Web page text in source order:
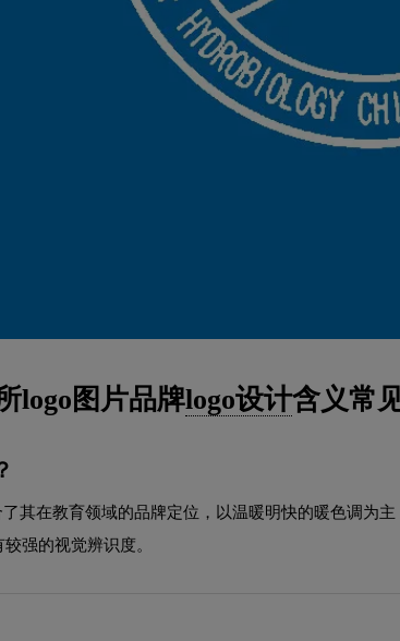
logo图片品牌logo设计含义常
其在教育领域的品牌定位，以温暖明快的暖色调为
强的视觉辨识度。